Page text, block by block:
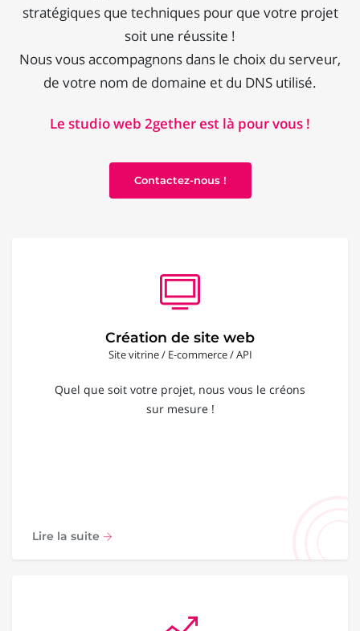
stratégiques que techniques pour que votre projet
soit une réussite !
Nous vous accompagnons dans le choix du serveur,
de votre nom de domaine et du DNS utilisé.
Le studio web 2gether est là pour vous !
Contactez-nous !
Création de site web
Site vitrine / E-commerce / API
Quel que soit votre projet, nous vous le créons
sur mesure !
Lire la suite